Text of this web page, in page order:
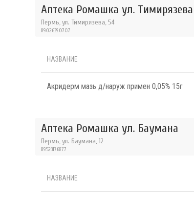
Аптека Ромашка ул. Тимирязева
Пермь, ул. Тимирязева, 54
89026390707
НАЗВАНИЕ
Акридерм мазь д/наруж примен 0,05% 15г
Аптека Ромашка ул. Баумана
Пермь, ул. Баумана, 12
89523176877
НАЗВАНИЕ